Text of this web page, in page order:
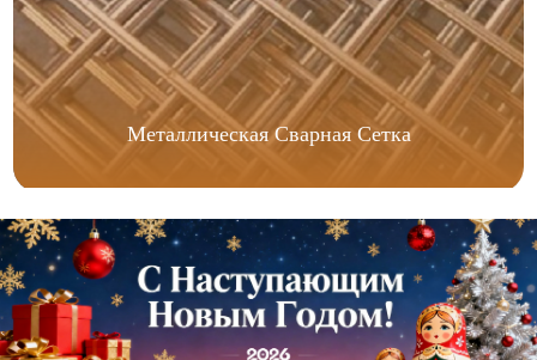
Металлическая Сварная Сетка